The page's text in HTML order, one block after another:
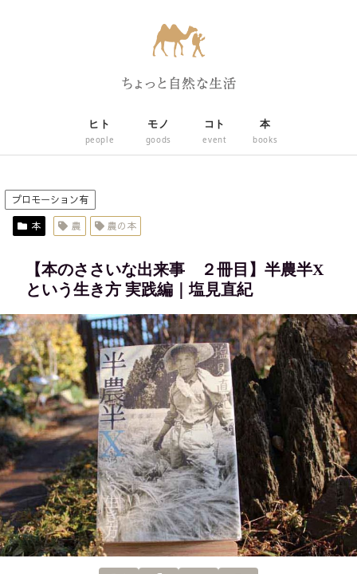
ヒト
people
モノ
goods
コト
event
本
books
プロモーション有
本 農 農の本
【本のささいな出来事 ２冊目】半農半X
という生き方 実践編｜塩見直紀